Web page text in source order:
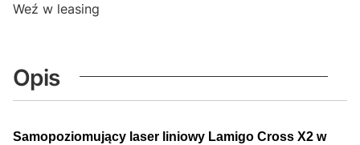
Weź w leasing
Opis
Samopoziomujący laser liniowy Lamigo Cross X2 w